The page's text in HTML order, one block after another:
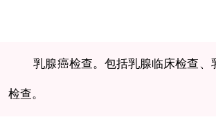
乳腺癌检查。包括乳腺临床检查
检查。